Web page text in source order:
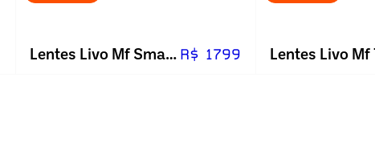
Lentes Livo Mf Smart 1.59 Blue R$ 1799